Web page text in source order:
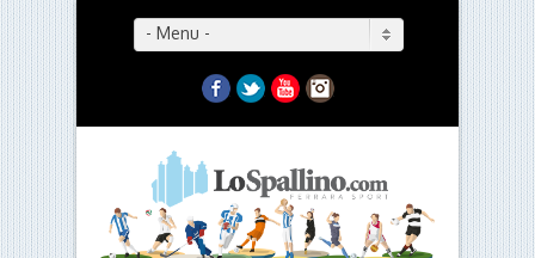
- Menu -
Facebook
TwitterYouTubeInstagram